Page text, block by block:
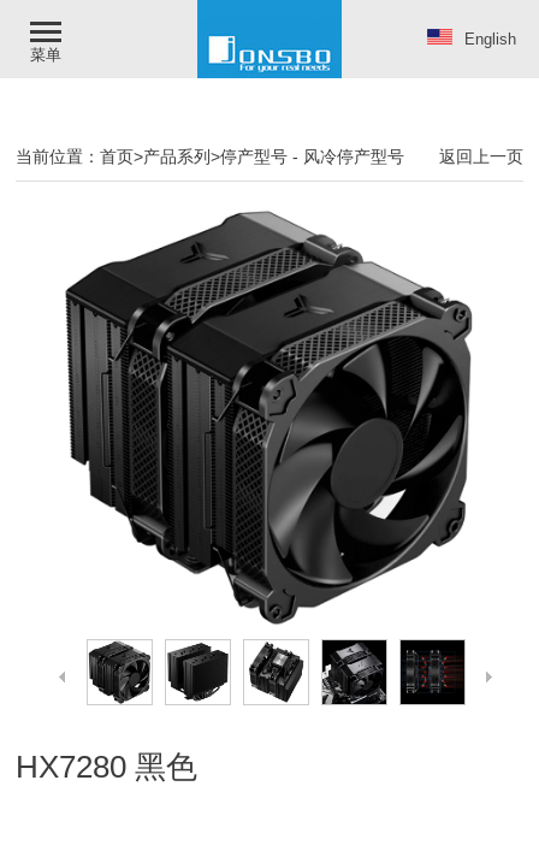
菜单
English
返回上一页
当前位置：首页>产品系列>停产型号 - 风冷停产型号
HX7280 黑色